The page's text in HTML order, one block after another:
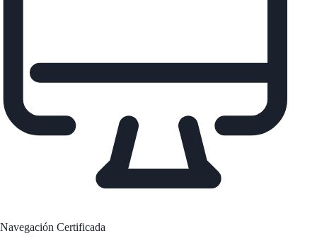
Navegación Certificada